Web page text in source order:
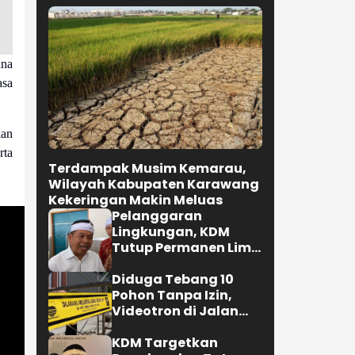
Terdampak Musim Kemarau,
Wilayah Kabupaten Karawang
Kekeringan Makin Meluas
Pelanggaran
Lingkungan, KDM
Tutup Permanen Lima
di Cipatat
Diduga Tebang 10
Pohon Tanpa Izin,
Videotron di Jalan
Bandung Disegel
KDM Targetkan